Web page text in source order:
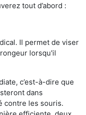
tout d’abord :
Il permet de viser
lorsqu'il
c’est-à-dire que
dans
contre les souris.